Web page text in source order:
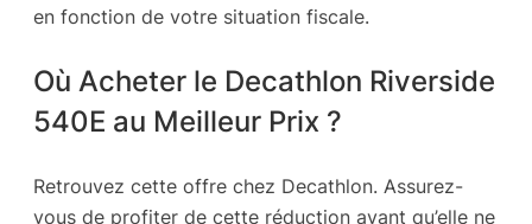
en fonction de votre situation fiscale.
Où Acheter le Decathlon Riverside
540E au Meilleur Prix ?
Retrouvez cette offre chez Decathlon. Assurez-
vous de profiter de cette réduction avant qu’elle ne